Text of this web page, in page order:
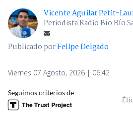
Vicente Aguilar Petit-
Periodista Radio Bío Bío
Publicado porFelipe Delgado
Viernes 07 Agosto, 2026 | 06:42
Seguimos criterios de